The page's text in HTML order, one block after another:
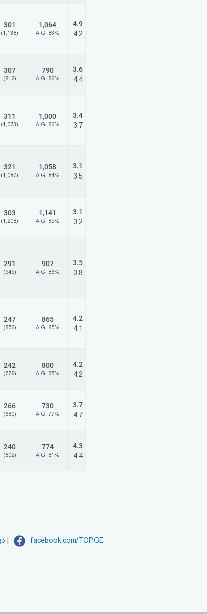
301
(1,138)
1,064
A G: 83%
4.9
4.2
307
(812)
790
A G: 86%
3.6
4.4
311
(1,073)
1,000
A G: 86%
3.4
3.7
321
(1,087)
1,058
A G: 84%
3.1
3.5
303
(1,208)
1,141
A G: 85%
3.1
3.2
291
(949)
907
A G: 86%
3.5
3.8
247
(856)
865
A G: 85%
4.2
4.1
242
(779)
800
A G: 85%
4.2
4.2
266
(680)
730
A G: 77%
3.7
4.7
240
(802)
774
A G: 81%
4.3
4.4
facebook.com/TOP.GE